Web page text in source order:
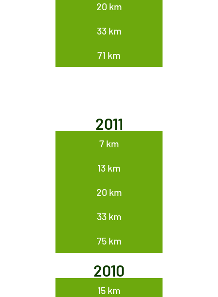
20 km
33 km
71 km
2011
7 km
13 km
20 km
33 km
75 km
2010
15 km